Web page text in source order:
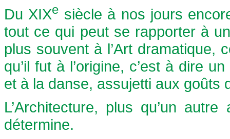
Du XIXe siècle à nos jours
tout ce qui peut se rapporter à
plus souvent à l’Art dramatique,
qu’il fut à l’origine, c’est à dire
et à la danse, assujetti aux goûts
L’Architecture, plus qu’un
détermine.